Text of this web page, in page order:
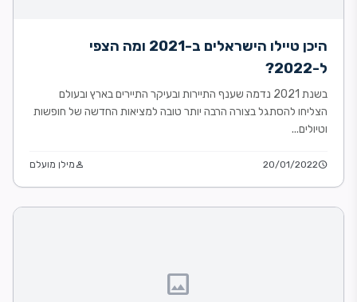
היכן טיילו הישראלים ב-2021 ומה הצפי
ל-2022?
בשנת 2021 נדמה שענף התיירות ובעיקר התיירים בארץ ובעולם
הצליחו להסתגל בצורה הרבה יותר טובה למציאות החדשה של חופשות
וטיולים...
schedule
20/01/2022
personמילן מועלם
image